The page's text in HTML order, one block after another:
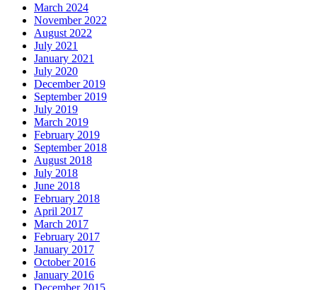
March 2024
November 2022
August 2022
July 2021
January 2021
July 2020
December 2019
September 2019
July 2019
March 2019
February 2019
September 2018
August 2018
July 2018
June 2018
February 2018
April 2017
March 2017
February 2017
January 2017
October 2016
January 2016
December 2015